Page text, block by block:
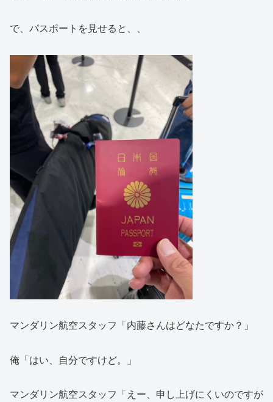
で、パスポートを見せると、、
マンダリン航空スタッフ「内藤さんはどなたですか？」
俺「はい、自分ですけど。」
マンダリン航空スタッフ「えー、申し上げにくいのですが